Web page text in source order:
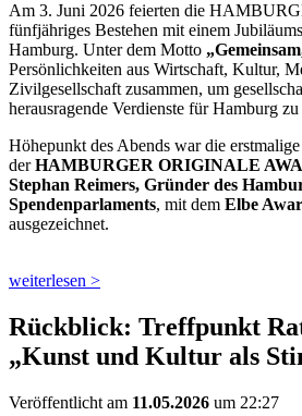
Am 3. Juni 2026 feierten die
fünfjähriges Bestehen mit einem
Hamburg. Unter dem Motto
Persönlichkeiten aus Wirtschaft, Kultur,
Zivilgesellschaft zusammen, um
herausragende Verdienste für Hamburg
Höhepunkt des Abends war die
derHAMBURGER ORIGINALE
Stephan Reimers, Gründer des
Spendenparlaments, mit dem Elbe
ausgezeichnet.
weiterlesen >
Rückblick: Treffpunkt
„Kunst und Kultur als
Veröffentlicht am 11.05.2026 um 22:27